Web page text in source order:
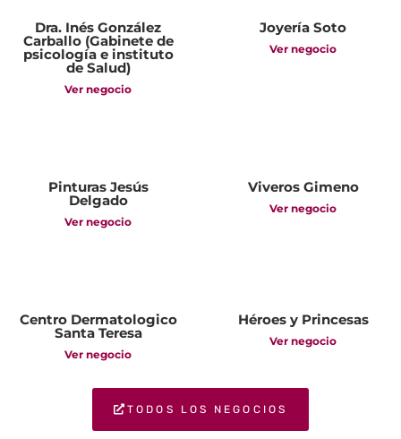
Dra. Inés González
Carballo (Gabinete de
psicología e instituto
de Salud)
Ver negocio
Joyería Soto
Ver negocio
Pinturas Jesús
Delgado
Ver negocio
Viveros Gimeno
Ver negocio
Centro Dermatologico
Santa Teresa
Ver negocio
Héroes y Princesas
Ver negocio
TODOS LOS NEGOCIOS